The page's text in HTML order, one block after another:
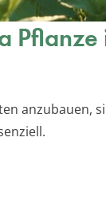
Pflanze
anzubauen,